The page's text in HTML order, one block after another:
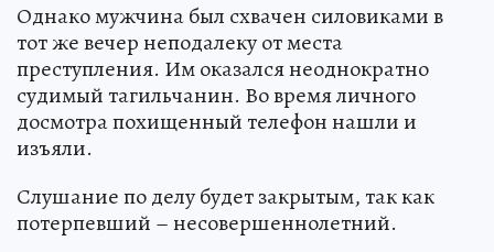
Однако мужчина был схвачен силовиками в
тот же вечер неподалеку от места
преступления. Им оказался неоднократно
судимый тагильчанин. Во время личного
досмотра похищенный телефон нашли и
изъяли.
Слушание по делу будет закрытым, так как
потерпевший – несовершеннолетний.